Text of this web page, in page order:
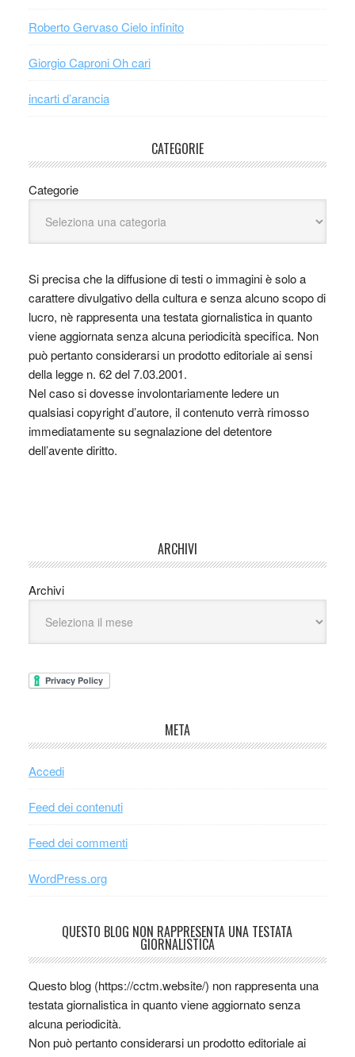
Roberto Gervaso Cielo infinito
Giorgio Caproni Oh cari
incarti d’arancia
CATEGORIE
Categorie
Si precisa che la diffusione di testi o immagini è solo a
carattere divulgativo della cultura e senza alcuno scopo di
lucro, nè rappresenta una testata giornalistica in quanto
viene aggiornata senza alcuna periodicità specifica. Non
può pertanto considerarsi un prodotto editoriale ai sensi
della legge n. 62 del 7.03.2001.
Nel caso si dovesse involontariamente ledere un
qualsiasi copyright d’autore, il contenuto verrà rimosso
immediatamente su segnalazione del detentore
dell’avente diritto.
ARCHIVI
Archivi
META
Accedi
Feed dei contenuti
Feed dei commenti
WordPress.org
QUESTO BLOG NON RAPPRESENTA UNA TESTATA
GIORNALISTICA
Questo blog (https://cctm.website/) non rappresenta una
testata giornalistica in quanto viene aggiornato senza
alcuna periodicità.
Non può pertanto considerarsi un prodotto editoriale ai